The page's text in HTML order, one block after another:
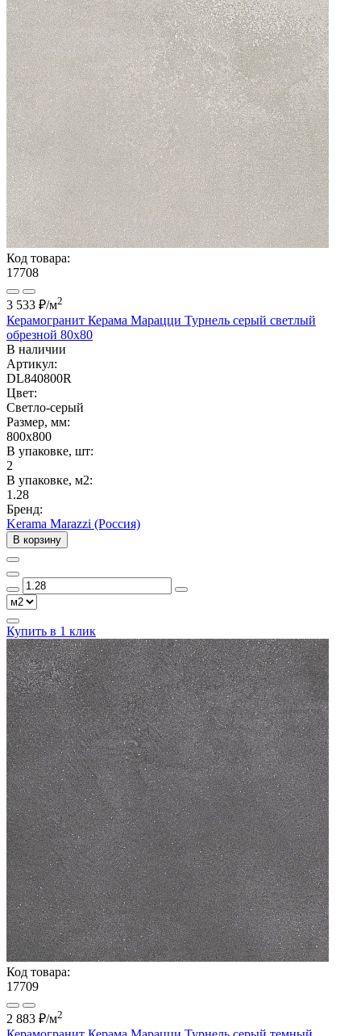
Код товара:
17708
3 533 ₽/м2
Керамогранит Керама Марацци Турнель серый светлый
обрезной 80х80
В наличии
Артикул:
DL840800R
Цвет:
Светло-серый
Размер, мм:
800x800
В упаковке, шт:
2
В упаковке, м2:
1.28
Бренд:
Kerama Marazzi (Россия)
В корзину
Купить в 1 клик
Код товара:
17709
2 883 ₽/м2